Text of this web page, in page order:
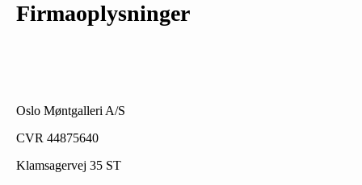
Firmaoplysninger
Oslo Møntgalleri A/S
CVR 44875640
Klamsagervej 35 ST